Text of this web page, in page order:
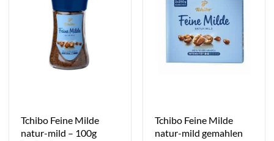
Tchibo Feine Milde
natur-mild – 100g
Tchibo Feine Milde
natur-mild gemahlen